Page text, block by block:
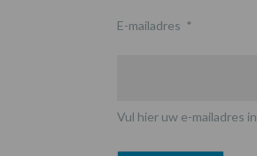
E-mailadres *
Vul hier uw e-mailadres in